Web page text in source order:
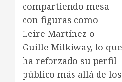
compartiendo mesa
con figuras como
Leire Martínez o
Guille Milkiway, lo que
ha reforzado su perfil
público más allá de los